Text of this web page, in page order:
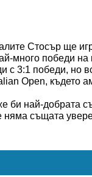
Стосър ще
много победи
с 3:1 победи, но
Open, където
би най-добрата
същата